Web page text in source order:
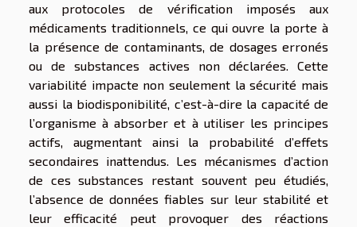
aux protocoles de vérification imposés aux
médicaments traditionnels, ce qui ouvre la porte à
la présence de contaminants, de dosages erronés
ou de substances actives non déclarées. Cette
variabilité impacte non seulement la sécurité mais
aussi la biodisponibilité, c’est-à-dire la capacité de
l’organisme à absorber et à utiliser les principes
actifs, augmentant ainsi la probabilité d’effets
secondaires inattendus. Les mécanismes d’action
de ces substances restant souvent peu étudiés,
l’absence de données fiables sur leur stabilité et
leur efficacité peut provoquer des réactions